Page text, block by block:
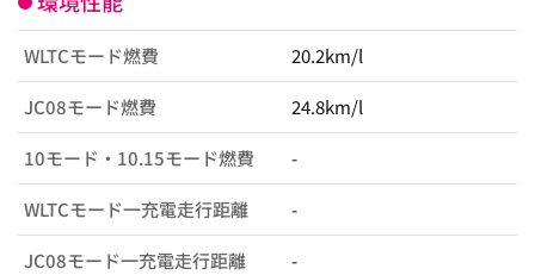
WLTCモード燃費 20.2km/l
JC08モード燃費 24.8km/l
10モード・10.15モード燃費 -
WLTCモード一充電走行距離 -
JC08モード一充電走行距離 -